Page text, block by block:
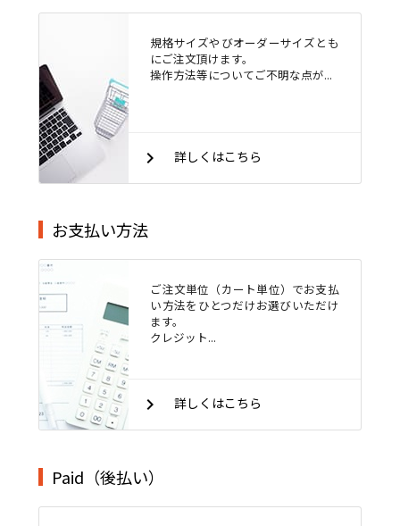
規格サイズやびオーダーサイズとも
にご注文頂けます。
操作方法等についてご不明な点が...
keyboard_arrow_right 詳しくはこちら
お支払い方法
ご注文単位（カート単位）でお支払
い方法をひとつだけお選びいただけ
ます。
クレジット...
keyboard_arrow_right 詳しくはこちら
Paid（後払い）